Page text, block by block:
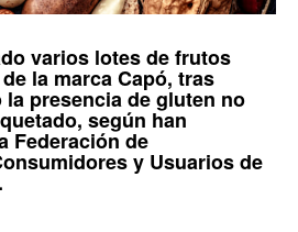
varios lotes defrutos
de la marcaCapó, tras
la presencia de gluten no
según han
Federación de
y Usuarios de
.